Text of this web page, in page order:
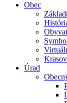
Obec
Úrad